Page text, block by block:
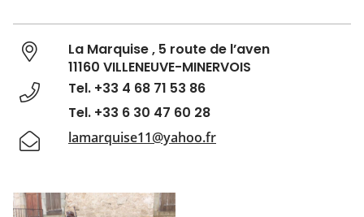
La Marquise , 5 route de l’aven
11160 VILLENEUVE-MINERVOIS
Tel. +33 4 68 71 53 86
Tel. +33 6 30 47 60 28
lamarquise11@yahoo.fr